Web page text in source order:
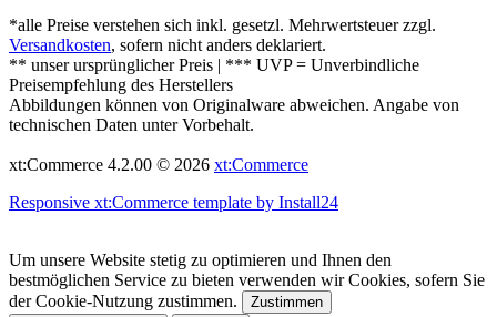
*alle Preise verstehen sich inkl. gesetzl. Mehrwertsteuer zzgl.
Versandkosten, sofern nicht anders deklariert.
** unser ursprünglicher Preis | *** UVP = Unverbindliche
Preisempfehlung des Herstellers
Abbildungen können von Originalware abweichen. Angabe von
technischen Daten unter Vorbehalt.
xt:Commerce 4.2.00 © 2026 xt:Commerce
Responsive xt:Commerce template by Install24
Um unsere Website stetig zu optimieren und Ihnen den
bestmöglichen Service zu bieten verwenden wir Cookies, sofern Sie
der Cookie-Nutzung zustimmen.